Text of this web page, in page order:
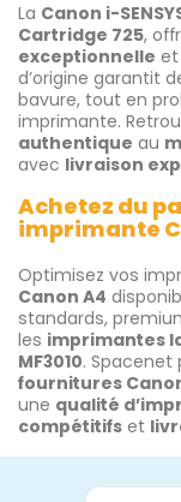
La Canon i-
Cartridge 725,
exceptionnelle et
d’origine garantit
bavure, tout en
imprimante.
authentique au
avec livraison
Achetez du
imprimante
Optimisez vos
Canon A4
standards,
les imprimantes
MF3010. Spacenet
fournitures
une qualité
compétitifs et